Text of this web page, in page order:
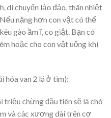
di chuyển lảo đảo, thân nhiệt
nặng hơn con vật có thể
gào ầm ĩ, co giật. Bạn có
hoặc cho con vật uống khi
hóa van 2 lá ở tim):
triệu chừng đầu tiên sẽ là chó
và các xương dài trên cơ